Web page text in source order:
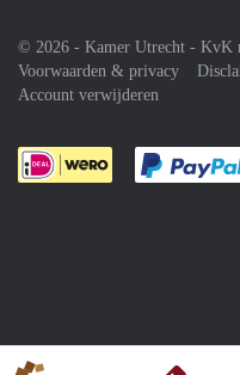
© 2026 - Kamer Utrecht - KvK
Voorwaarden & privacy
Account verwijderen